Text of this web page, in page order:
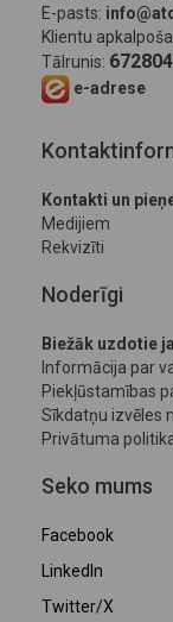
E-pasts:
Klientu
Tālrunis:
e-adrese
Kontakti un
Medijiem
Rekvizīti
Noderīgi
Biežāk uzdotie
Informācija par
Piekļūstamības
Sīkdatņu izvēles
Privātuma
Seko mums
Facebook
LinkedIn
Twitter/X